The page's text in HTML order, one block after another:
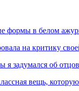
формы в белом
на критику
я задумался об
вещь,